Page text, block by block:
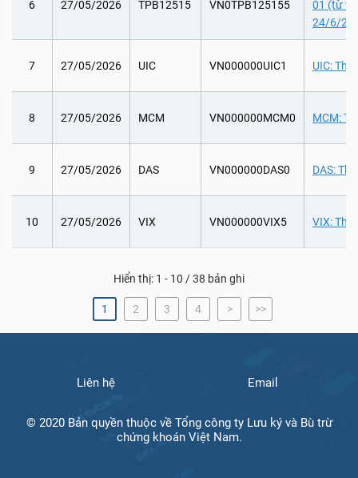
6 27/05/2026 TPB12515 VN0TPB125155
01 (từ
24/6/
7 27/05/2026 UIC VN000000UIC1 UIC:
8 27/05/2026 MCM VN000000MCM0 MCM:
9 27/05/2026 DAS VN000000DAS0 DAS:
10 27/05/2026 VIX VN000000VIX5 VIX:
Hiển thị: 1 - 10 / 38 bản ghi
1 2 3 4 > >>
Liên hệ Email
© 2020 Bản quyền thuộc về Tổng công ty Lưu ký và Bù trừ
chứng khoán Việt Nam.